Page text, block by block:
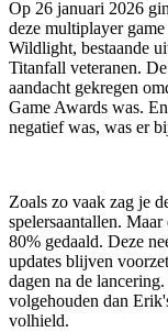
Op 26 januari 2026
deze multiplayer
Wildlight, bestaande
Titanfall veteranen.
aandacht gekregen
Game Awards was.
negatief was, was er
Zoals zo vaak zag je
spelersaantallen.
80% gedaald. Deze
updates blijven
dagen na de
volgehouden dan
volhield.